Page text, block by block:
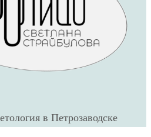
в Петрозаводске